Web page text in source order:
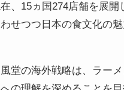
在、15ヵ国274店舗を展開
せつつ日本の食文化の
堂の海外戦略は、ラー